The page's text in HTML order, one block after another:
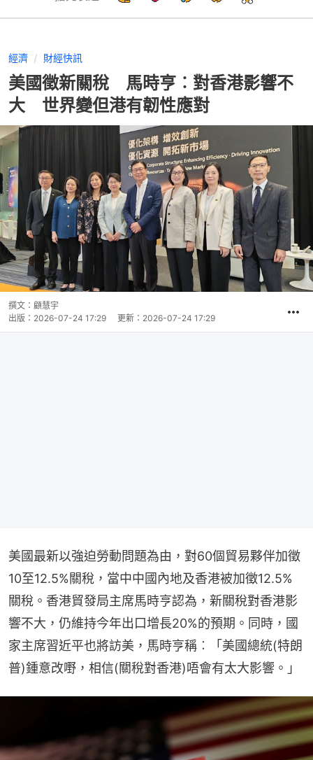
經濟 財經快訊
美國徵新關稅 馬時亨︰對香港影響不
大 世界變但港有韌性應對
撰文： 顧慧宇
出版： 2026-07-24 17:29 更新： 2026-07-24 17:29
美國最新以強迫勞動問題為由，對60個貿易夥伴加徵
10至12.5%關稅，當中中國內地及香港被加徵12.5%
關稅。香港貿發局主席馬時亨認為，新關稅對香港影
響不大，仍維持今年出口增長20%的預期。同時，國
家主席習近平也將訪美，馬時亨稱︰「美國總統(特朗
普)鍾意改嘢，相信(關稅對香港)唔會有太大影響。」